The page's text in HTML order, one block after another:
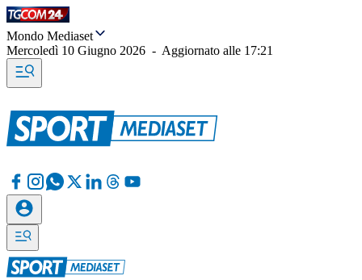
Mondo Mediaset
Mercoledì 10 Giugno 2026 - Aggiornato alle 17:21